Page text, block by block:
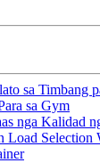
sa Timbang
sa Gym
nga Kalidad
Load